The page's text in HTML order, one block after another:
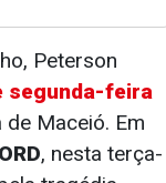
Peterson
segunda-feira
Maceió. Em
, nesta terça-